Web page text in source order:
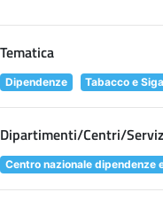
Tematica
Dipendenze Tabacco e
Dipartimenti/Centri/
Centro nazionale dipendenze